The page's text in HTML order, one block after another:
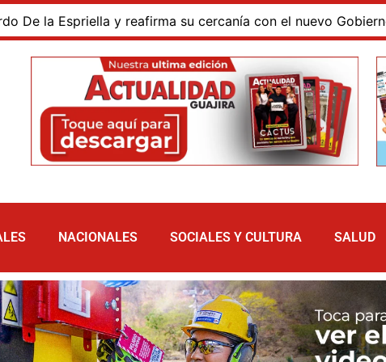
y reafirma su cercanía con el nuevo Gobierno
NACIONALES SOCIALES Y CULTURA SALUD